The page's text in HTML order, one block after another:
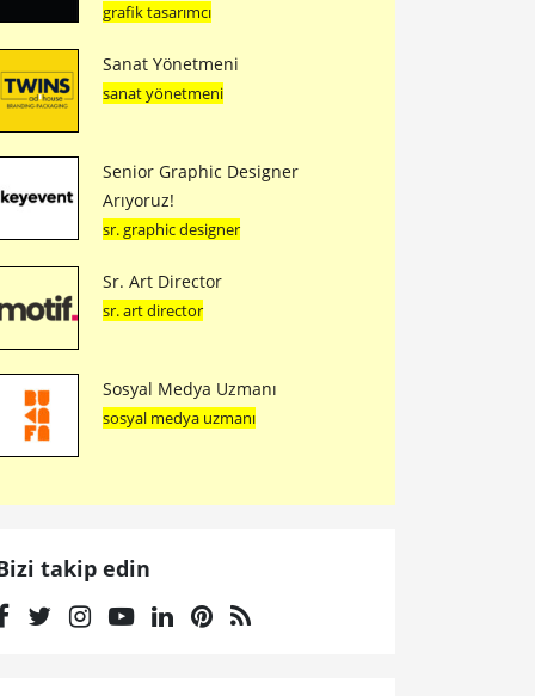
grafik tasarımcı
Sanat Yönetmeni
sanat yönetmeni
Senior Graphic Designer
Arıyoruz!
sr. graphic designer
Sr. Art Director
sr. art director
Sosyal Medya Uzmanı
sosyal medya uzmanı
takip edin